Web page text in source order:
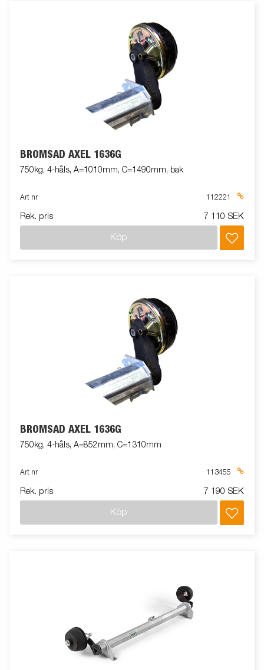
BROMSAD AXEL 1636G
750kg, 4-håls, A=1010mm, C=1490mm, bak
Art nr 112221
Rek. pris 7 110 SEK
Köp
BROMSAD AXEL 1636G
750kg, 4-håls, A=852mm, C=1310mm
Art nr 113455
Rek. pris 7 190 SEK
Köp